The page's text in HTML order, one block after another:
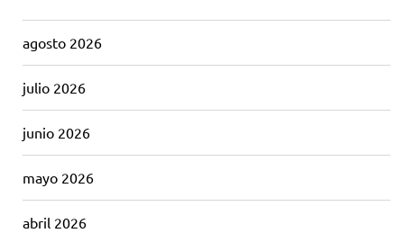
agosto 2026
julio 2026
junio 2026
mayo 2026
abril 2026